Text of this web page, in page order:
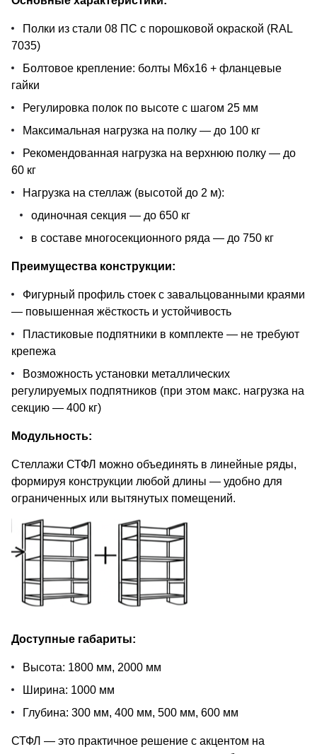
Полки из стали 08 ПС с порошковой окраской (RAL
7035)
Болтовое крепление: болты М6х16 + фланцевые
гайки
Регулировка полок по высоте с шагом 25 мм
Максимальная нагрузка на полку — до 100 кг
Рекомендованная нагрузка на верхнюю полку — до
60 кг
Нагрузка на стеллаж (высотой до 2 м):
одиночная секция — до 650 кг
в составе многосекционного ряда — до 750 кг
Преимущества конструкции:
Фигурный профиль стоек с завальцованными краями
— повышенная жёсткость и устойчивость
Пластиковые подпятники в комплекте — не требуют
крепежа
Возможность установки металлических
регулируемых подпятников (при этом макс. нагрузка на
секцию — 400 кг)
Модульность:
Стеллажи СТФЛ можно объединять в линейные ряды,
формируя конструкции любой длины — удобно для
ограниченных или вытянутых помещений.
Доступные габариты:
Высота: 1800 мм, 2000 мм
Ширина: 1000 мм
Глубина: 300 мм, 400 мм, 500 мм, 600 мм
СТФЛ — это практичное решение с акцентом на